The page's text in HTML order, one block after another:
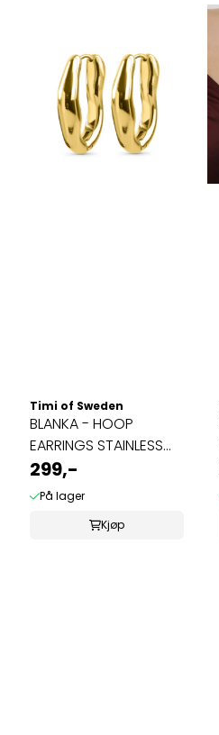
Timi of Sweden
BLANKA - HOOP
EARRINGS STAINLESS
STEEL GULL
299,-
På lager
Kjøp